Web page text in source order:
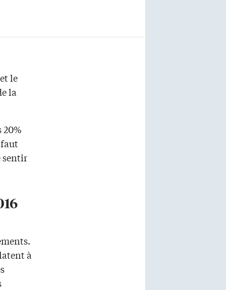
le
la
20%
faut
sentir
à